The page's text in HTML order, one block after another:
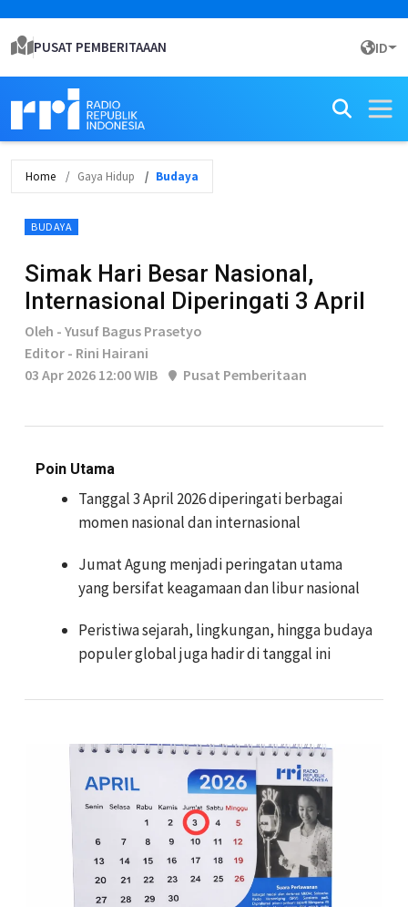
PUSAT PEMBERITAAAN ID
Home Gaya Hidup Budaya
BUDAYA
Simak Hari Besar Nasional,
Internasional Diperingati 3 April
Oleh - Yusuf Bagus Prasetyo
Editor - Rini Hairani
03 Apr 2026 12:00 WIB
Pusat Pemberitaan
Poin Utama
Tanggal 3 April 2026 diperingati berbagai
momen nasional dan internasional
Jumat Agung menjadi peringatan utama
yang bersifat keagamaan dan libur nasional
Peristiwa sejarah, lingkungan, hingga budaya
populer global juga hadir di tanggal ini